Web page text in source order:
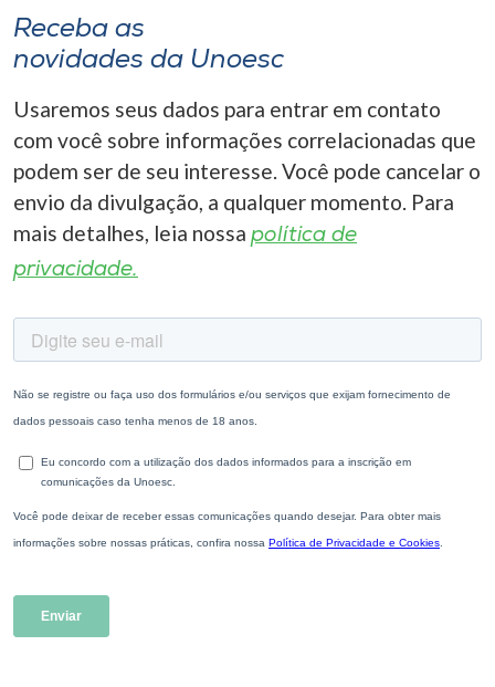
Receba as
novidades da Unoesc
Usaremos seus dados para entrar em contato
com você sobre informações correlacionadas que
podem ser de seu interesse. Você pode cancelar o
envio da divulgação, a qualquer momento. Para
mais detalhes, leia nossa política de
privacidade.